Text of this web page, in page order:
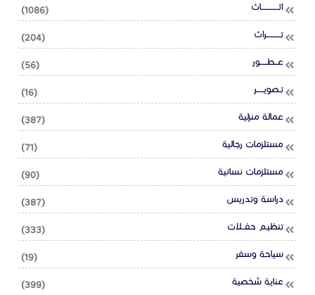
(1086) اثــــــــــــاث
(204) تــــــــــراث
(56) عــطـــــور
(16) تـصويـــــر
(387) عمالة منزلية
(71) مستلزمات رجالية
(90) مستلزمات نسائية
(387) دراسة وتدريس
(333) تنظيـم حفــلات
(19) سياحة وسفر
(399) عناية شخصية